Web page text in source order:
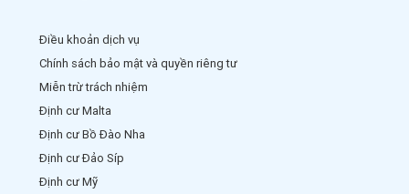
Điều khoản dịch vụ
Chính sách bảo mật và quyền riêng tư
Miễn trừ trách nhiệm
Định cư Malta
Định cư Bồ Đào Nha
Định cư Đảo Síp
Định cư Mỹ